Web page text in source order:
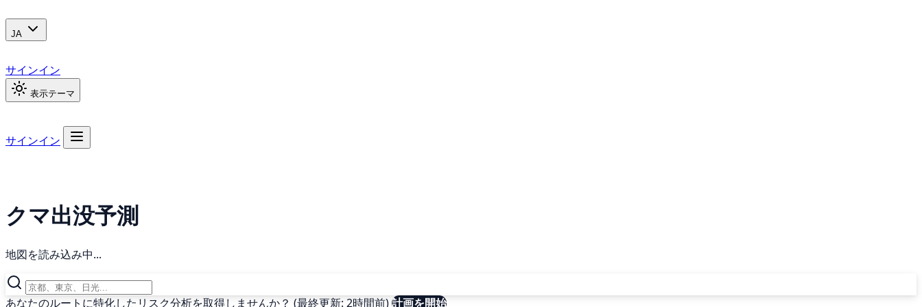
JA
サインイン
表示テーマ
サインイン
クマ出没予測
地図を読み込み中...
あなたのルートに特化したリスク分析を取得しませんか？ (最終更新: 2時間前)計画を開始